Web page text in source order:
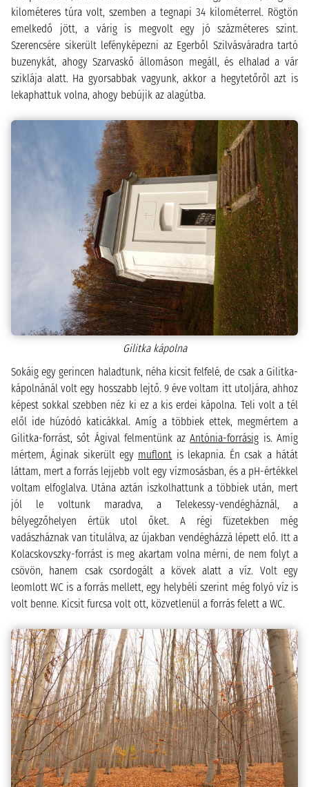
kilométeres túra volt, szemben a tegnapi 34 kilométerrel. Rögtön
emelkedő jött, a várig is megvolt egy jó százméteres szint.
Szerencsére sikerült lefényképezni az Egerből Szilvásváradra tartó
buzenykát, ahogy Szarvaskő állomáson megáll, és elhalad a vár
sziklája alatt. Ha gyorsabbak vagyunk, akkor a hegytetőről azt is
lekaphattuk volna, ahogy bebújik az alagútba.
Gilitka kápolna
Sokáig egy gerincen haladtunk, néha kicsit felfelé, de csak a Gilitka-
kápolnánál volt egy hosszabb lejtő. 9 éve voltam itt utoljára, ahhoz
képest sokkal szebben néz ki ez a kis erdei kápolna. Teli volt a tél
elől ide húzódó katicákkal. Amíg a többiek ettek, megmértem a
Gilitka-forrást, sőt Ágival felmentünk azAntónia-forrásig is. Amíg
mértem, Áginak sikerült egy muflont is lekapnia. Én csak a hátát
láttam, mert a forrás lejjebb volt egy vízmosásban, és a pH-értékkel
voltam elfoglalva. Utána aztán iszkolhattunk a többiek után, mert
jól le voltunk maradva, a Telekessy-vendégháznál, a
bélyegzőhelyen értük utol őket. A régi füzetekben még
vadászháznak van titulálva, az újakban vendégházzá lépett elő. Itt a
Kolacskovszky-forrást is meg akartam volna mérni, de nem folyt a
csövön, hanem csak csordogált a kövek alatt a víz. Volt egy
leomlott WC is a forrás mellett, egy helybéli szerint még folyó víz is
volt benne. Kicsit furcsa volt ott, közvetlenül a forrás felett a WC.